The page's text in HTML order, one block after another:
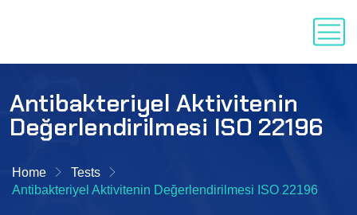
Antibakteriyel Aktivitenin
Değerlendirilmesi ISO 22196
Home
Tests
Antibakteriyel Aktivitenin Değerlendirilmesi ISO 22196